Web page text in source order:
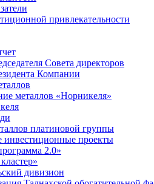
привлекательности
Совета директоров
Компании
металлов «Норникеля»
платиновой группы
инвестиционные проекты
2.0»
дивизион